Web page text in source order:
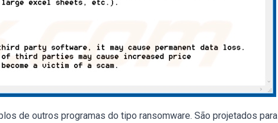
de outros programas do tipo ransomware. São projetados para